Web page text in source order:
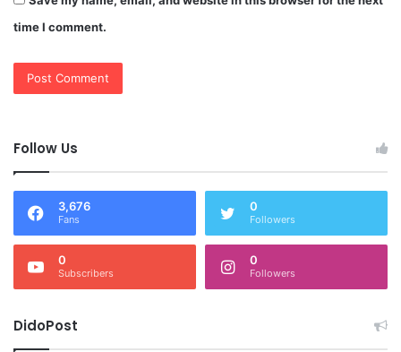
time I comment.
Follow Us
3,676
Fans
0
Followers
0
Subscribers
0
Followers
DidoPost